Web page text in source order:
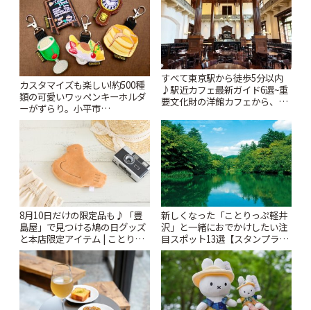
カスタマイズも楽しい!約500種
類の可愛いワッペンキーホルダ
ーがずらり。小平市
「Kimamaya T&K」 | ことりっ
すべて東京駅から徒歩5分以内
♪駅近カフェ最新ガイド6選~重
要文化財の洋館カフェから、改
りっぷ
8月10日だけの限定品も♪「豊
島屋」で見つける鳩の日グッズ
と本店限定アイテム | ことりっ
ぷ
新しくなった「ことりっぷ軽井
沢」と一緒におでかけしたい注
目スポット13選【スタンプラリ
ー開催中】 | ことりっぷ